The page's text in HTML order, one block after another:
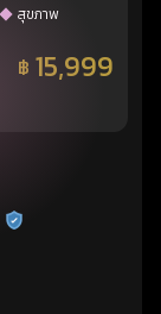
สุขภาพ
฿ 15,999
ร้านยืนยันแล้ว